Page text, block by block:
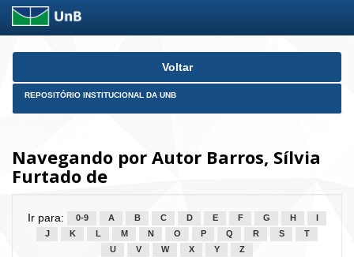
Skip
Voltar
REPOSITÓRIO INSTITUCIONAL DA UNB
Navegando por Autor Barros, Sílvia
Furtado de
Ir para: 0-9 A B C D E F G H
J
K L M N O P Q R S
T
U
V W X Y Z